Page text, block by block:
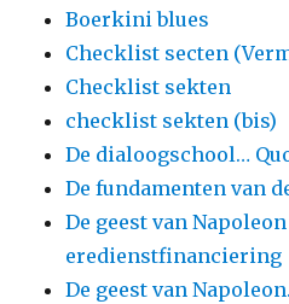
Boerkini blues
Checklist secten
Checklist sekten
checklist sekten (bis)
De dialoogschool…
De fundamenten van
De geest van
eredienstfinanciering
De geest van